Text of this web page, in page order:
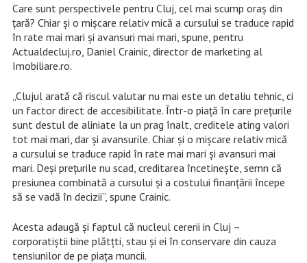
Care sunt perspectivele pentru Cluj, cel mai scump oraș din
țară? Chiar și o mișcare relativ mică a cursului se traduce rapid
în rate mai mari și avansuri mai mari, spune, pentru
Actualdecluj.ro, Daniel Crainic, director de marketing al
Imobiliare.ro.
„Clujul arată că riscul valutar nu mai este un detaliu tehnic, ci
un factor direct de accesibilitate. Într-o piață în care prețurile
sunt destul de aliniate la un prag înalt, creditele ating valori
tot mai mari, dar și avansurile. Chiar și o mișcare relativ mică
a cursului se traduce rapid în rate mai mari și avansuri mai
mari. Deși prețurile nu scad, creditarea încetinește, semn că
presiunea combinată a cursului și a costului finanțării începe
să se vadă în decizii”, spune Crainic.
Acesta adaugă și faptul că nucleul cererii in Cluj –
corporatiștii bine plătțti, stau și ei în conservare din cauza
tensiunilor de pe piața muncii.